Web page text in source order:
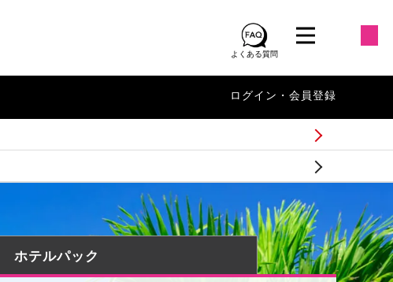
よくある質問
ログイン・会員登録
ホテルパック